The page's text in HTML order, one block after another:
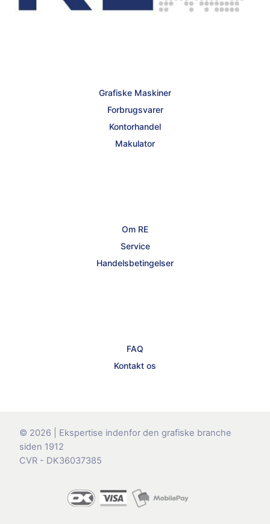
Grafiske Maskiner
Forbrugsvarer
Kontorhandel
Makulator
Om RE
Service
Handelsbetingelser
FAQ
Kontakt os
© 2026 | Ekspertise indenfor den grafiske branche
siden 1912
CVR - DK36037385